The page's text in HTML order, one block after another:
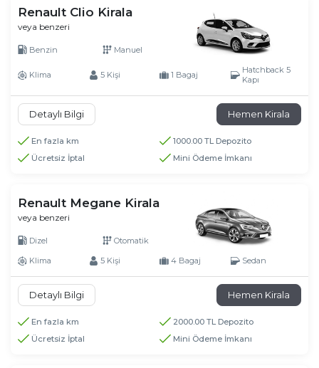
Renault Clio Kirala
veya benzeri
Benzin Manuel
Klima 5 Kişi 1 Bagaj
Hatchback 5
Kapı
Detaylı Bilgi Hemen Kirala
En fazla km
1000.00 TL Depozito
Ücretsiz İptal
Mini Ödeme İmkanı
Renault Megane Kirala
veya benzeri
Dizel Otomatik
Klima 5 Kişi 4 Bagaj Sedan
Detaylı Bilgi Hemen Kirala
En fazla km
2000.00 TL Depozito
Ücretsiz İptal
Mini Ödeme İmkanı